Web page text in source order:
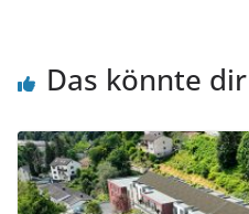
Das könnte